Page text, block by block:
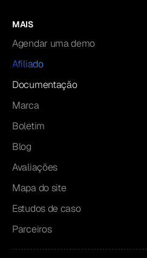
MAIS
Agendar uma demo
Afiliado
Documentação
Marca
Boletim
Blog
Avaliações
Mapa do site
Estudos de caso
Parceiros